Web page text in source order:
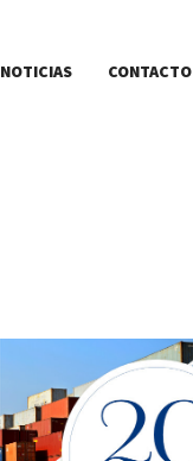
NOTICIAS CONTACTO